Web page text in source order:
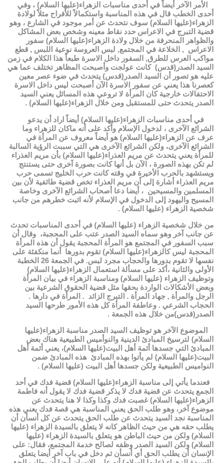
الأمر الآخر أيضاً في أحدى مناسبات الزهراء(عليها السلام) ، وفي
أحدى الخطب قال في هذه المناسبة واستكمالاً للأفراح مثلاً لولادة
الزهراء(عليها السلام) سوف نتحدث عن أمر موجود في الشارع ، وهو
قضية التبرج في الاعراس حدد نقاط معينه وشخص بعض المشاكل
والظواهر المنحرفة من خلال ولادة الزهراء(عليها السلام) سفور
الاعراس , الخلاعة في المجتمع, لبس العروسة نوعية اللبس , قطع
مواكب العرس للطرق, السفور داخل الاسرة طبعاً هذا الكلام في زمن
السيد الصدر(قدس) كانت عولجت وأصبحت المظاهر تختلف عما هي
عليه هو تصور أن السيد الصدر(قدس) يتحدث في ضوء عصر معين
كعصرنا هذا يعني عن سفور الاسرة الآن أصبحت ليس داخل الاسرة
الاحتفالات خارجية كان المرأة لا تروعي هذه المسائل يعني السيد
الصدر يتحدث حتى للمستقبل ومن خلال الزهراء(عليها السلام) .
في أحدى مناسبات الزهراء(عليها السلام) أيضاً اراد أن يدعو
الشرائع الآخرى ، لدخول الإسلام وأكد على أنه ماكان للزهراء وما
عرف عن الزهراء(عليها السلام) هو أيضاً معروف عن المرأة في
الشرائع الآخرى، ولكن الشرائع الآخرى هي التي سببت الرؤية السالبة
للمرأة يعني يتحدث عن مريم العذراء(عليها السلام) بأن مريم العذراء
لم تكن بهذه الصورة ، الآن بل أنها كانت بصورة آخرى حتى يستنتج
ويستشهد بالحرب الأخيرة في وقته كانت حرب الخليج تسمى حرب
مريم العذراء أشارة إلى أن مريم العذراء تخص قضية طائفية لأن بين
المسلمين والمسيحين ، أيضا دعا أصحاب الشرائع الآخرى وخاصة
المسيح واليهود إلى الدخول في الإسلام لأنه اثبت خطرهم من جانب
شخصية الزهراء (عليها السلام) .
من خلال شخصية الزهراء (عليها السلام) في أحدى المناسبات تحدث
عن جانب آخر وهو سماه السيد الصدر عتب على المحجبة، وقال أن
سبب السفور في المجتمع هو المرأة المحجبة يقول أن هذه المرأة
المحجبة ليس كالزهراء(عليها السلام) تقوم بدورها أنما منكفئة على
نفسها لا تقوم بدورها والحجاب مجرد لبس. في الجمعة 26 الخطبة
الأولى والثانية ،أكد على مسألة استعمال الزهراء(عليها السلام)
وتوظيف الزهراء (عليها السلام) ومناسبة الزهراء في بيان المرأة
وبعض الأشكالات الواردة بحقها مثل قضية الحقوق الشرعية بين
الرجل والمرأة , جهاد المرأة . التبرج الزائد . المرأة في دارها .
الحجاب الشرعي . وعاطفة المرأة كل هذه الأمور طرحها السيد
الصدر(قدس)من خلال هذه الجمعة .
الموضوع الآخر هو توظيف السيد الصدر مناسبة الزهراء(عليها
السلام) لترسيخ المبادئ الدينية والنوأميس الطبيعية هناك بعض
المبادئ التي جسدها أئمة أهل البيت(عليها السلام)، يعني أئمة أهل
البيت(عليها السلام) لم يأتوا بهذه المبادئ هذه المبادئ ضمن
النواميس الطبيعية ولكن جسدها أهل البيت (عليها السلام) .
فعندما يأتي إلى مناسبة الزهراء(عليها السلام) قضية فدك في أحد
الجمع يتحدث عن قضية فدك لا يذكر قضية فدك لا يقول أنه فاطمة
الزهراء(عليها السلام) غصبت فدك وكذا وكذا لا هنا يتحدث عن
موضوع آخر، وهو طلب الحق يعني المناسبة هي قصة فدك يعني هذه
المناسبة نجد السيد يتحدث عن طلب الحق يتحدث عن كل أنسأن أن
يطلب حقه هي من حيث الظاهر كانه لا يتعلق بالسيدة الزهراء (عليها
السلام) ولكن من حيث الباطن هو يتعلق بالسيدة الزهراء (عليها
السلام) ولكن السيد الصدر وظفه لصالح خدمة المجتمع، فقال: على
الإنسان أن يطلب الحق أي أنسأن ثم دخل في باب آخر أيضا يتعلق